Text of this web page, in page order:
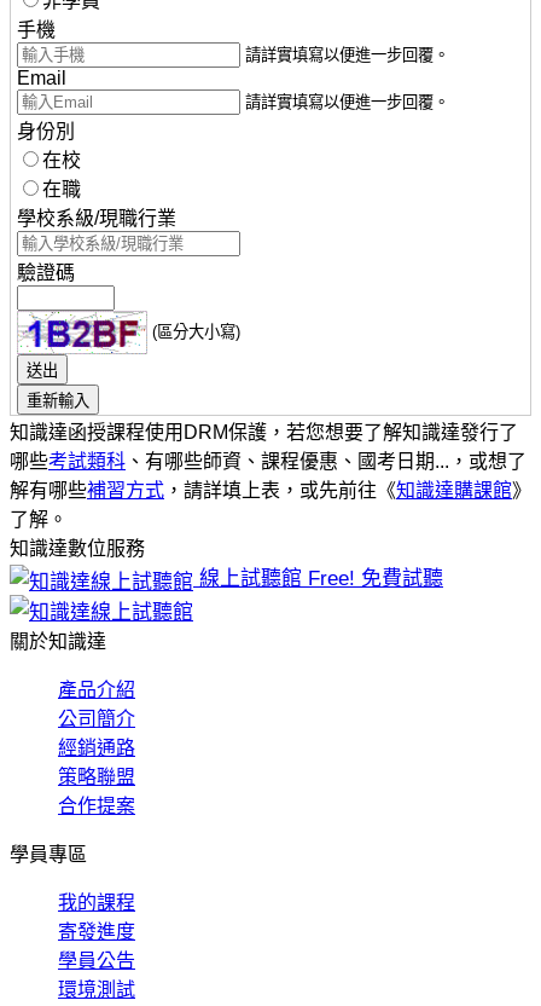
手機
請詳實填寫以便進一步回覆。
Email
請詳實填寫以便進一步回覆。
身份別
在校
在職
學校系級/現職行業
驗證碼
(區分大小寫)
知識達函授課程使用DRM保護，若您想要了解知識達發行了
哪些考試類科 、有哪些師資、課程優惠、國考日期...，或想了
解有哪些補習方式 ，請詳填上表，或先前往《知識達購課館》
了解。
知識達數位服務
線上試聽館 Free! 免費試聽
關於知識達
產品介紹
公司簡介
經銷通路
策略聯盟
合作提案
學員專區
我的課程
寄發進度
學員公告
環境測試